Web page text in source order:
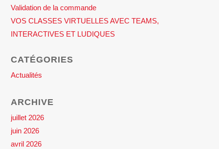
Validation de la commande
VOS CLASSES VIRTUELLES AVEC TEAMS,
INTERACTIVES ET LUDIQUES
CATÉGORIES
Actualités
ARCHIVE
juillet 2026
juin 2026
avril 2026